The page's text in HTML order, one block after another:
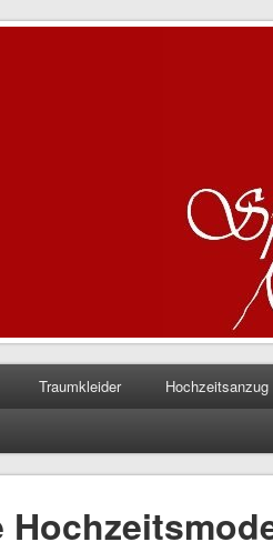
Traumkleider Hochzeitsanzug